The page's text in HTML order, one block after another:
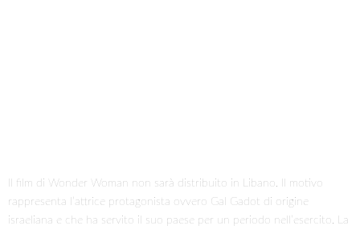
Il film di Wonder Woman non sarà distribuito in Libano. Il motivo
rappresenta l’attrice protagonista ovvero Gal Gadot di origine
israeliana e che ha servito il suo paese per un periodo nell’esercito. La